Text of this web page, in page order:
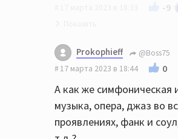
-9
Ваш дорогой и
не про это
купить мощного клубного
И все будет 👌
Prokophieff
@Boss75
17 марта 2023 в 18:44
0
А как же симфоническая
музыка, опера, джаз во
проявлениях, фанк и